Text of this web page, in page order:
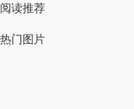
阅读推荐
热门图片